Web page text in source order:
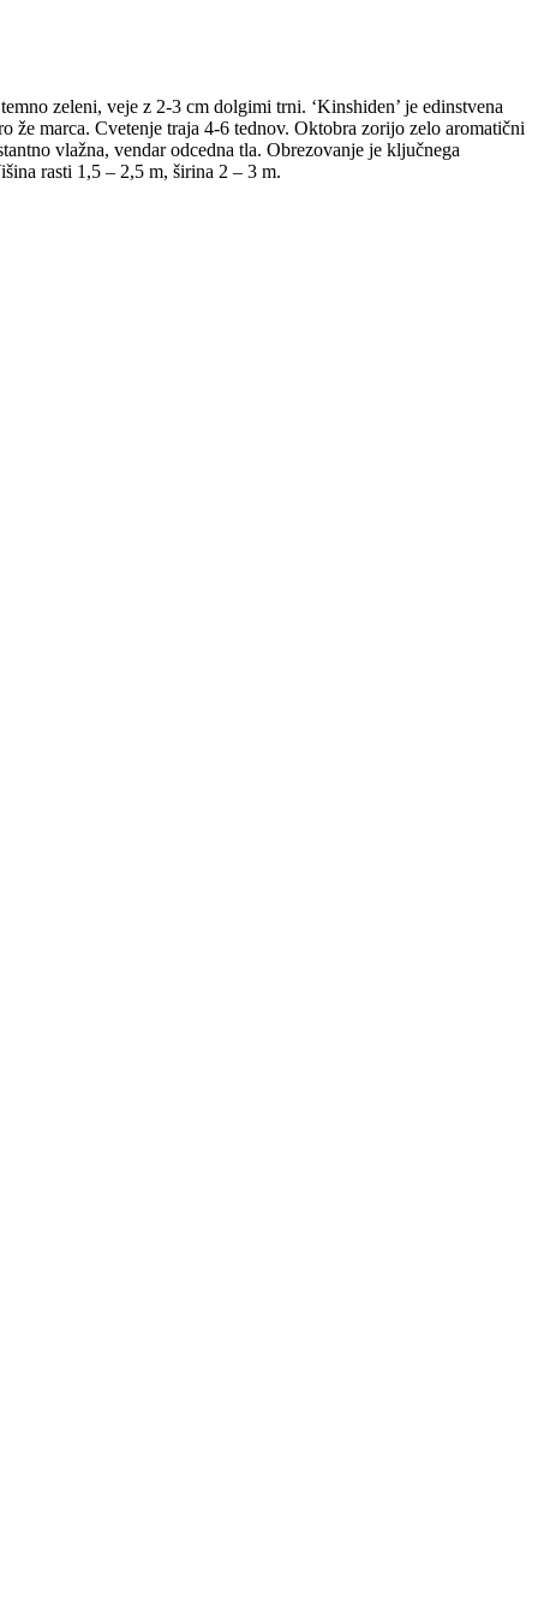
zeleni, veje z 2-3 cm dolgimi trni. ‘Kinshiden’ je edinstvena
marca. Cvetenje traja 4-6 tednov. Oktobra zorijo zelo aromatični
vlažna, vendar odcedna tla. Obrezovanje je ključnega
rasti 1,5 – 2,5 m, širina 2 – 3 m.